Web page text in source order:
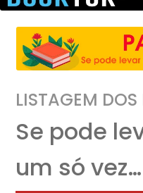
LISTAGEM
Se pode
um só vez…